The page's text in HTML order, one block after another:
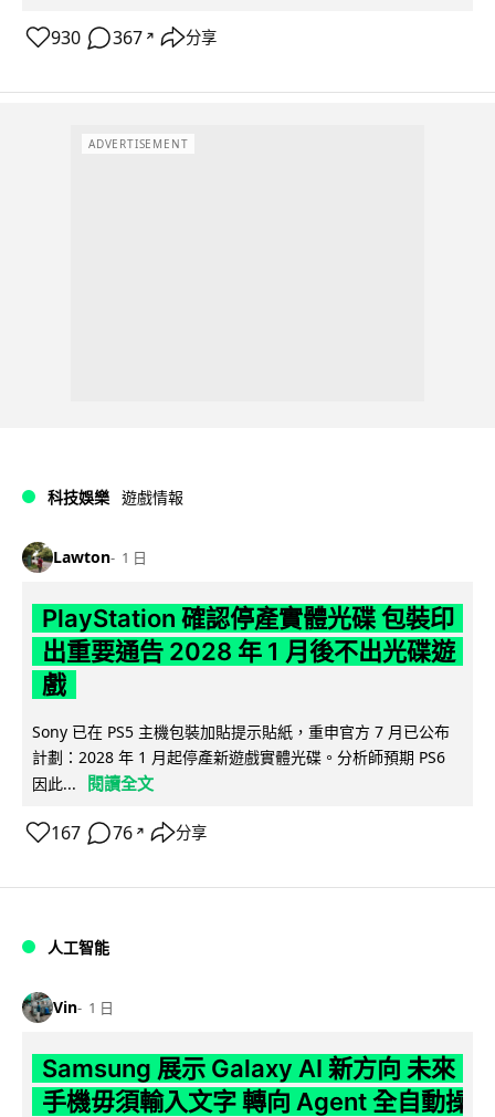
930 367 ↗ 分享
ADVERTISEMENT
科技娛樂 遊戲情報
Lawton 1 日
PlayStation 確認停產實體光碟 包裝印
出重要通告 2028 年 1 月後不出光碟遊
戲
Sony 已在 PS5 主機包裝加貼提示貼紙，重申官方 7 月已公布
計劃：2028 年 1 月起停產新遊戲實體光碟。分析師預期 PS6
因此...
閱讀全文
167 76 ↗ 分享
人工智能
Vin 1 日
Samsung 展示 Galaxy AI 新方向 未來
手機毋須輸入文字 轉向 Agent 全自動操